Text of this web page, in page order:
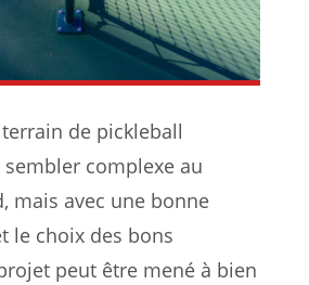
de pickleball
complexe au
mais avec une bonne
le choix des bons
peut être mené à bien